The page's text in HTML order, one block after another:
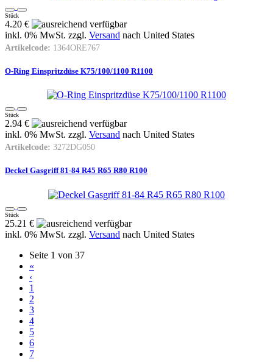
Stück
4.20 €
inkl. 0% MwSt. zzgl. Versand nach United States
Artikelcode: 1364ORE767
O-Ring Einspritzdüse K75/100/1100 R1100
Stück
2.94 €
inkl. 0% MwSt. zzgl. Versand nach United States
Artikelcode: 3272DG050
Deckel Gasgriff 81-84 R45 R65 R80 R100
Stück
25.21 €
inkl. 0% MwSt. zzgl. Versand nach United States
Seite 1 von 37
«
‹
1
2
3
4
5
6
7